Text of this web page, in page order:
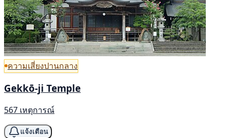
ความเสี่ยงปานกลาง
Gekkō-ji Temple
567 เหตุการณ์
แจ้งเตือน